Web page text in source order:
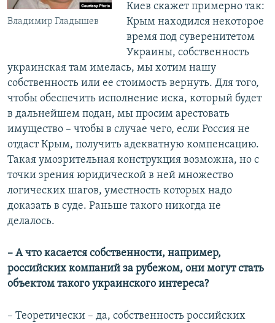
Владимир Гладышев
Киев скажет примерно так:
Крым находился некоторое
время под суверенитетом
Украины, собственность
украинская там имелась, мы хотим нашу
собственность или ее стоимость вернуть. Для того,
чтобы обеспечить исполнение иска, который будет
в дальнейшем подан, мы просим арестовать
имущество – чтобы в случае чего, если Россия не
отдаст Крым, получить адекватную компенсацию.
Такая умозрительная конструкция возможна, но с
точки зрения юридической в ней множество
логических шагов, уместность которых надо
доказать в суде. Раньше такого никогда не
делалось.
– А что касается собственности, например,
российских компаний за рубежом, они могут стать
объектом такого украинского интереса?
– Теоретически – да, собственность российских